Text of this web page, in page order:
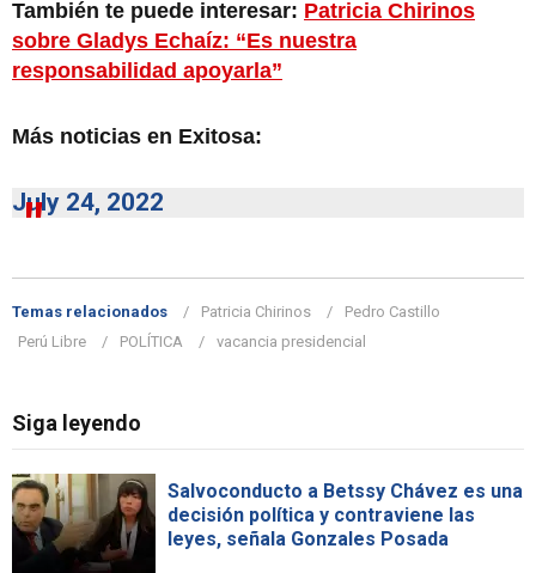
También te puede interesar: Patricia Chirinos
sobre Gladys Echaíz: “Es nuestra
responsabilidad apoyarla”
Más noticias en Exitosa:
July 24, 2022
Temas relacionados Patricia Chirinos
Pedro Castillo
Perú Libre
POLÍTICA vacancia presidencial
Siga leyendo
Salvoconducto a Betssy Chávez es una
decisión política y contraviene las
leyes, señala Gonzales Posada